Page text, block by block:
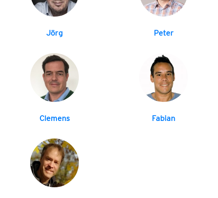
Jörg Peter
Clemens Fabian